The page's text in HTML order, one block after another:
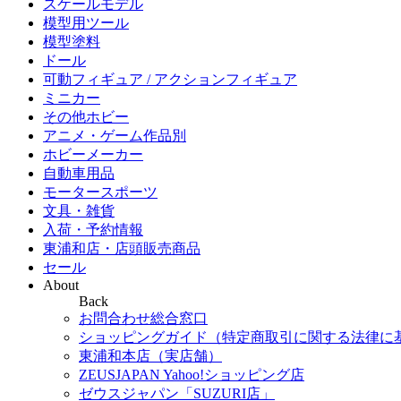
スケールモデル
模型用ツール
模型塗料
ドール
可動フィギュア / アクションフィギュア
ミニカー
その他ホビー
アニメ・ゲーム作品別
ホビーメーカー
自動車用品
モータースポーツ
文具・雑貨
入荷・予約情報
東浦和店・店頭販売商品
セール
About
Back
お問合わせ総合窓口
ショッピングガイド（特定商取引に関する法律に
東浦和本店（実店舗）
ZEUSJAPAN Yahoo!ショッピング店
ゼウスジャパン「SUZURI店」